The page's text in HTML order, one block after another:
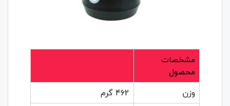
مشخصات
محصول
وزن
462 گرم